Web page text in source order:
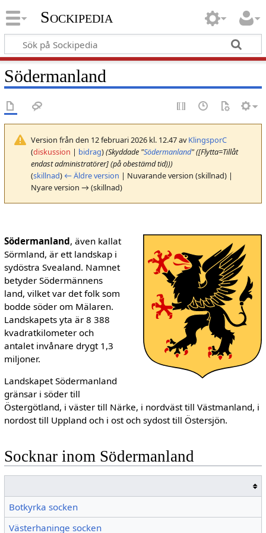
Sockipedia
Södermanland
Version från den 12 februari 2026 kl. 12.47 avKlingsporC
(diskussion | bidrag)(Skyddade "Södermanland" ([Flytta=Tillåt
endast administratörer] (på obestämd tid)))
(skillnad) ← Äldre version | Nuvarande version (skillnad) |
Nyare version → (skillnad)
Södermanland, även kallat
Sörmland, är ett landskap i
sydöstra Svealand. Namnet
betyder Södermännens
land, vilket var det folk som
bodde söder om Mälaren.
Landskapets yta är 8 388
kvadratkilometer och
antalet invånare drygt 1,3
miljoner.
Landskapet Södermanland
gränsar i söder till
Östergötland, i väster till Närke, i nordväst till Västmanland, i
nordost till Uppland och i ost och sydost till Östersjön.
Socknar inom Södermanland
Botkyrka socken
Västerhaninge socken